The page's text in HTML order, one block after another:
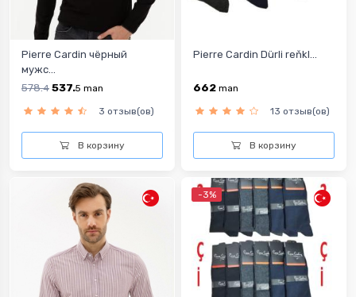
Pierre Cardin чёрный
мужс...
578.4 537.5 man
3 отзыв(ов)
В корзину
Pierre Cardin Dürli reňkl...
662 man
13 отзыв(ов)
В корзину
-3%